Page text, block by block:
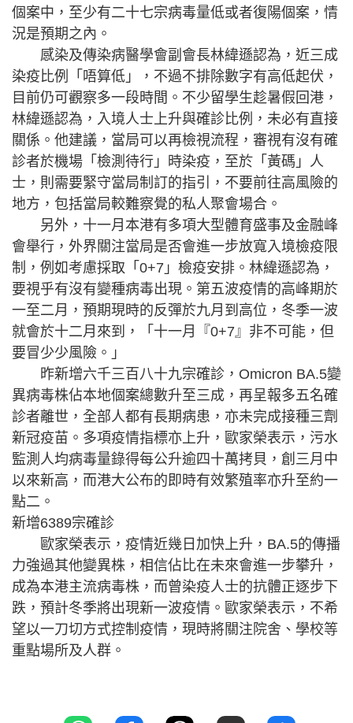
個案中，至少有二十七宗病毒量低或者復陽個案，情
況是預期之內。
感染及傳染病醫學會副會長林緯遜認為，近三成
染疫比例「唔算低」，不過不排除數字有高低起伏，
目前仍可觀察多一段時間。不少留學生趁暑假回港，
林緯遜認為，入境人士上升與確診比例，未必有直接
關係。他建議，當局可以再檢視流程，審視有沒有確
診者於機場「檢測待行」時染疫，至於「黃碼」人
士，則需要緊守當局制訂的指引，不要前往高風險的
地方，包括當局較難察覺的私人聚會場合。
另外，十一月本港有多項大型體育盛事及金融峰
會舉行，外界關注當局是否會進一步放寬入境檢疫限
制，例如考慮採取「0+7」檢疫安排。林緯遜認為，
要視乎有沒有變種病毒出現。第五波疫情的高峰期於
一至二月，預期現時的反彈於九月到高位，冬季一波
就會於十二月來到，「十一月『0+7』非不可能，但
要冒少少風險。」
昨新增六千三百八十九宗確診，Omicron BA.5變
異病毒株佔本地個案總數升至三成，再呈報多五名確
診者離世，全部人都有長期病患，亦未完成接種三劑
新冠疫苗。多項疫情指標亦上升，歐家榮表示，污水
監測人均病毒量錄得每公升逾四十萬拷貝，創三月中
以來新高，而港大公布的即時有效繁殖率亦升至約一
點二。
新增6389宗確診
歐家榮表示，疫情近幾日加快上升，BA.5的傳播
力強過其他變異株，相信佔比在未來會進一步攀升，
成為本港主流病毒株，而曾染疫人士的抗體正逐步下
跌，預計冬季將出現新一波疫情。歐家榮表示，不希
望以一刀切方式控制疫情，現時將關注院舍、學校等
重點場所及人群。